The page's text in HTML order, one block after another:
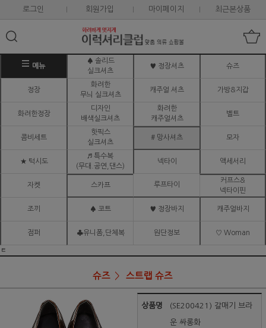
로그인 회원가입 마이페이지 최근본상품
메뉴
♠ 솔리드
실크셔츠
♥ 정장셔츠 슈즈
정장
화려한
무늬 실크셔츠
캐주얼 셔츠 가방&지갑
화려한정장
디자인
배색실크셔츠
화려한
캐주얼셔츠
벨트
콤비세트
핫픽스
실크셔츠
# 망사셔츠 모자
★ 턱시도
♬ 특수복
(무대.공연,댄스)
넥타이 액세서리
자켓 스카프 루프타이
커프스&
넥타이핀
조끼 ♠ 코트 ♥ 정장바지 캐주얼바지
점퍼 ♣유니폼,단체복 원단정보 ♡ Woman
ㅌ
슈즈 스트랩 슈즈
상품명 (SE200421) 갈매기 브라
운 싸롱화